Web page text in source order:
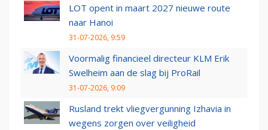
LOT opent in maart 2027 nieuwe route
naar Hanoi
31-07-2026, 9:59
Voormalig financieel directeur KLM Erik
Swelheim aan de slag bij ProRail
31-07-2026, 9:09
Rusland trekt vliegvergunning Izhavia in
wegens zorgen over veiligheid